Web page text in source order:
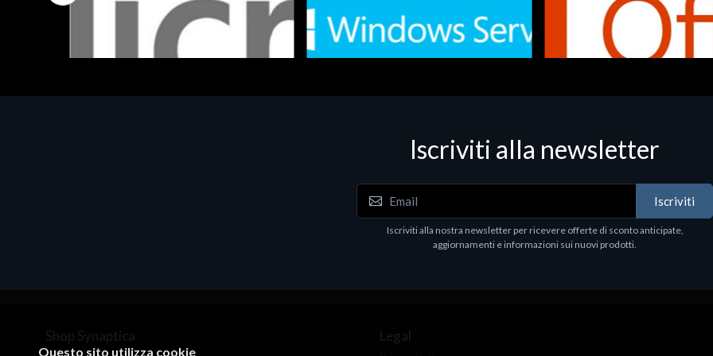
Software - Office Productivity Software - Office Productivity
Iscriviti alla newsletter
Iscriviti
Iscriviti alla nostra newsletter per ricevere offerte di sconto anticipate,
aggiornamenti e informazioni sui nuovi prodotti.
Shop Synaptica Legal
Questo sito utilizza cookie